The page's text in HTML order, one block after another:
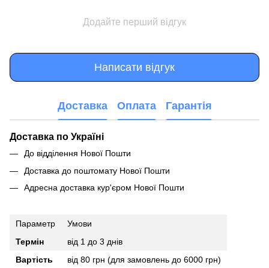
Додайте перший відгук
Написати відгук
Доставка Оплата Гарантія
Доставка по Україні
До відділення Нової Пошти
Доставка до поштомату Нової Пошти
Адресна доставка кур'єром Нової Пошти
Параметр
Умови
Термін
від 1 до 3 днів
Вартість
від 80 грн (для замовлень до 6000 грн)